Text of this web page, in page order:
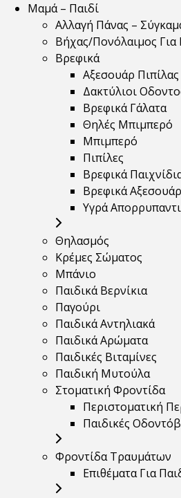
Μαμά – Παιδί
Αλλαγή Πάνας –
Βήχας/Πονόλαιμος Για
Βρεφικά
Αξεσουάρ Πιπίλας
Δακτύλιοι
Βρεφικά Γάλατα
Θηλές Μπιμπερό
Μπιμπερό
Πιπίλες
Βρεφικά
Βρεφικά Αξεσουάρ
Υγρά
Θηλασμός
Κρέμες Σώματος
Μπάνιο
Παιδικά Βερνίκια
Παγούρι
Παιδικά Αντηλιακά
Παιδικά Αρώματα
Παιδικές Βιταμίνες
Παιδική Μυτούλα
Στοματική Φροντίδα
Περιστοματική
Παιδικές
Φροντίδα Τραυμάτων
Επιθέματα Για